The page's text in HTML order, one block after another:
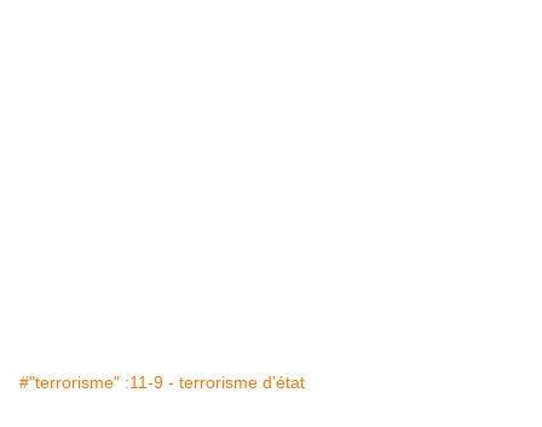
#"terrorisme" :11-9 - terrorisme d'état